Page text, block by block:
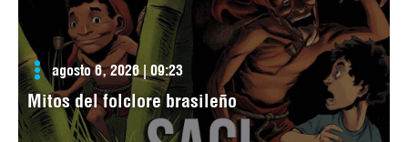
agosto 6, 2026 | 09:23
Mitos del folclore brasileño